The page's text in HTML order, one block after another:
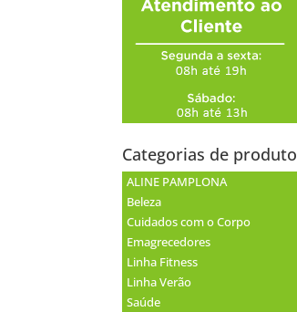
Categorias de produto
ALINE PAMPLONA
Beleza
Cuidados com o Corpo
Emagrecedores
Linha Fitness
Linha Verão
Saúde